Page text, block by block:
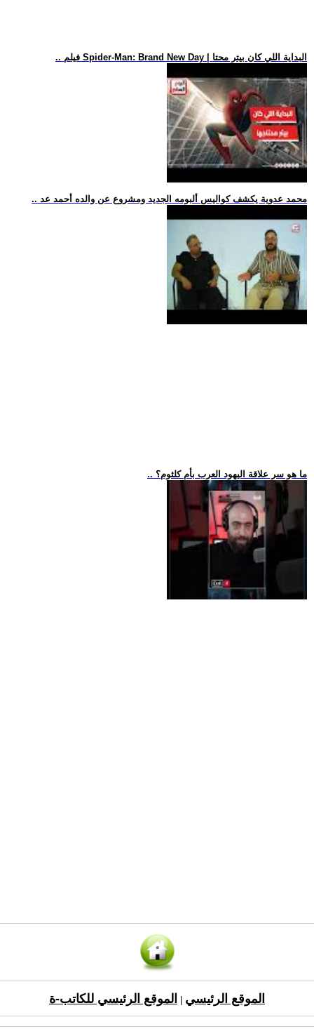
.. فيلم Spider-Man: Brand New Day | البداية اللي كان بيتر محتا
.. محمد عدوية يكشف كواليس ألبومه الجديد ومشروع عن والده أحمد عد
.. ما هو سر علاقة اليهود العرب بأم كلثوم؟
الموقع الرئيسي الموقع الرئيسي للكاتب-ة